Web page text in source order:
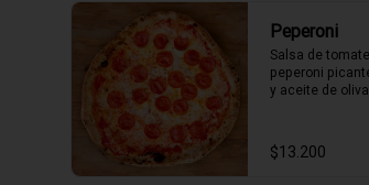
Peperoni
Salsa de
peperoni
y aceite de
$13.200